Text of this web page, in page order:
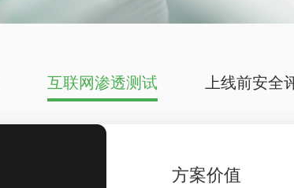
互联网渗透测试 上线前安全
方案价值